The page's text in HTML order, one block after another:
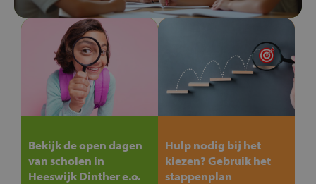
Bekijk de open dagen
van scholen in
Heeswijk Dinther e.o.
Hulp nodig bij het
kiezen? Gebruik het
stappenplan